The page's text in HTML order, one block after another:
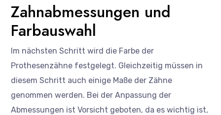
Zahnabmessungen und
Farbauswahl
Im nächsten Schritt wird die Farbe der
Prothesenzähne festgelegt. Gleichzeitig müssen in
diesem Schritt auch einige Maße der Zähne
genommen werden. Bei der Anpassung der
Abmessungen ist Vorsicht geboten, da es wichtig ist,